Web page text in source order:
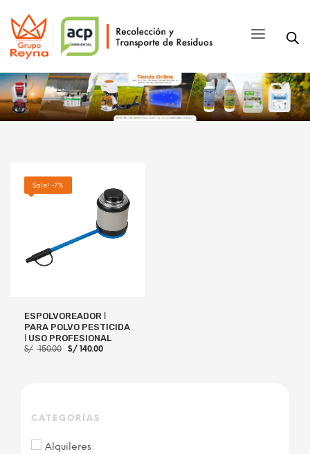
Sale! -7%
ESPOLVOREADOR ǀ
PARA POLVO PESTICIDA
ǀ USO PROFESIONAL
S/ 150.00
El
S/ 140.00El
AÑADIR AL CARRITO
CATEGORÍAS
Alquileres